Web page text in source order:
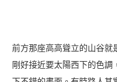
前方那座高高聳立的山谷就
剛好接近要太陽西下的色